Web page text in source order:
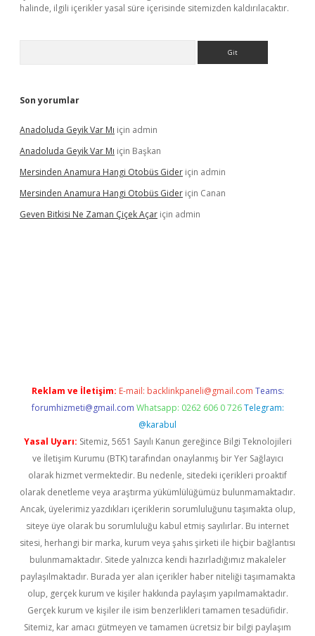
halinde, ilgili içerikler yasal süre içerisinde sitemizden kaldırılacaktır.
Son yorumlar
Anadoluda Geyik Var Mı için admin
Anadoluda Geyik Var Mı için Başkan
Mersinden Anamura Hangi Otobüs Gider için admin
Mersinden Anamura Hangi Otobüs Gider için Canan
Geven Bitkisi Ne Zaman Çiçek Açar için admin
Reklam ve İletişim: E-mail: backlinkpaneli@gmail.com Teams:
forumhizmeti@gmail.com Whatsapp: 0262 606 0 726 Telegram:
@karabul
Yasal Uyarı: Sitemiz, 5651 Sayılı Kanun gereğince Bilgi Teknolojileri
ve İletişim Kurumu (BTK) tarafından onaylanmış bir Yer Sağlayıcı
olarak hizmet vermektedir. Bu nedenle, sitedeki içerikleri proaktif
olarak denetleme veya araştırma yükümlülüğümüz bulunmamaktadır.
Ancak, üyelerimiz yazdıkları içeriklerin sorumluluğunu taşımakta olup,
siteye üye olarak bu sorumluluğu kabul etmiş sayılırlar. Bu internet
sitesi, herhangi bir marka, kurum veya şahıs şirketi ile hiçbir bağlantısı
bulunmamaktadır. Sitede yalnızca kendi hazırladığımız makaleler
paylaşılmaktadır. Burada yer alan içerikler haber niteliği taşımamakta
olup, gerçek kurum ve kişiler hakkında paylaşım yapılmamaktadır.
Gerçek kurum ve kişiler ile isim benzerlikleri tamamen tesadüfidir.
Sitemiz, kar amacı gütmeyen ve tamamen ücretsiz bir bilgi paylaşım